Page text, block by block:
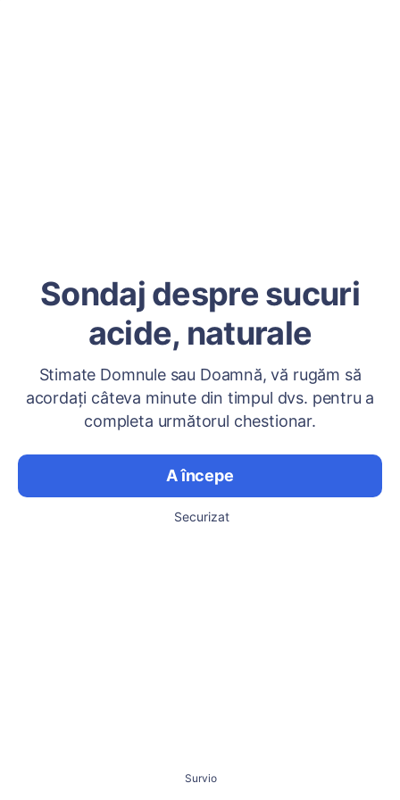
Sondaj despre sucuri
acide, naturale
Stimate Domnule sau Doamnă, vă rugăm să
acordați câteva minute din timpul dvs. pentru a
completa următorul chestionar.
A începe
Securizat
Survio